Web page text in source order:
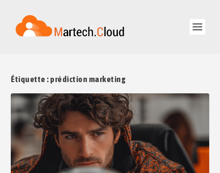
Étiquette : prédiction marketing